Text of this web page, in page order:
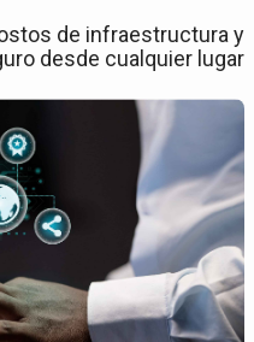
de infraestructura y
desde cualquier lugar